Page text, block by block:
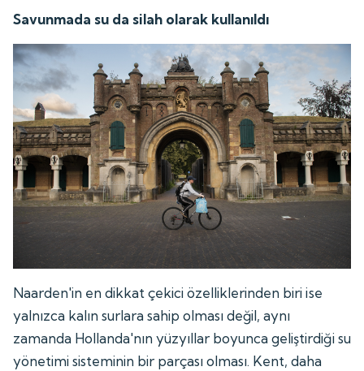
Savunmada su da silah olarak kullanıldı
Naarden'in en dikkat çekici özelliklerinden biri ise
yalnızca kalın surlara sahip olması değil, aynı
zamanda Hollanda'nın yüzyıllar boyunca geliştirdiği su
yönetimi sisteminin bir parçası olması. Kent, daha